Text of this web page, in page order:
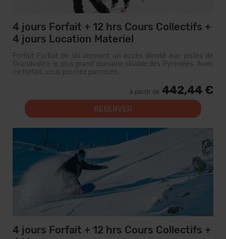
4 jours Forfait + 12 hrs Cours Collectifs +
4 jours Location Materiel
Forfait Forfait de ski donnant un accès illimité aux pistes de
Grandvalira, le plus grand domaine skiable des Pyrénées. Avec
ce forfait, vous pourrez parcourir...
à partir de 442,44 €
RÉSERVER
4 jours Forfait + 12 hrs Cours Collectifs +